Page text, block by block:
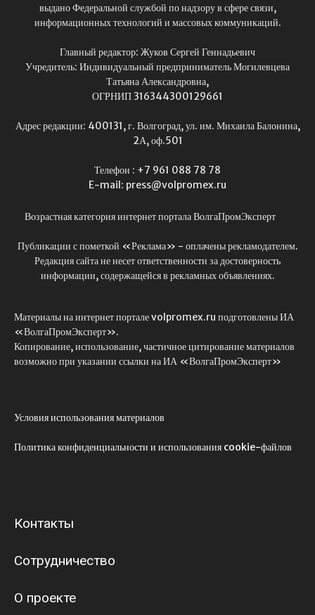
выдано Федеральной службой по надзору в сфере связи,
информационных технологий и массовых коммуникаций.
Главный редактор: Жуков Сергей Геннадьевич
Учредитель: Индивидуальный предприниматель Могилевцева
Татьяна Александровна,
ОГРНИП 316344300129661
Адрес редакции: 400131, г. Волгоград, ул. им. Михаила Балонина,
2А, оф.501
Телефон : +7 961 088 78 78
E-mail: press@volpromex.ru
Возрастная категория интернет портала ВолгаПромЭксперт
Публикации с пометкой «Реклама» - оплачены рекламодателем.
Редакция сайта не несет ответственности за достоверность
информации, содержащейся в рекламных объявлениях.
Материалы на интернет портале volpromex.ru подготовлены ИА
«ВолгаПромЭксперт».
Копирование, использование, частичное цитирование материалов
возможно при указании ссылки на ИА «ВолгаПромЭксперт»
Условия использования материалов
Политика конфиденциальности и использования cookie-файлов
Контакты
Сотрудничество
О проекте